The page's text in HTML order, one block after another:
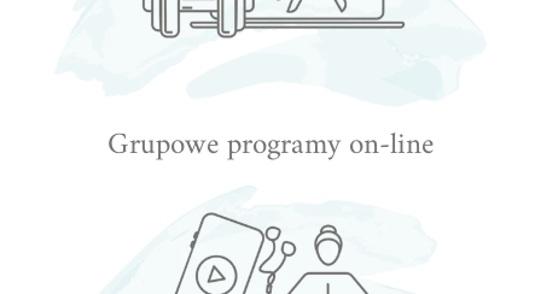
Grupowe programy on-line